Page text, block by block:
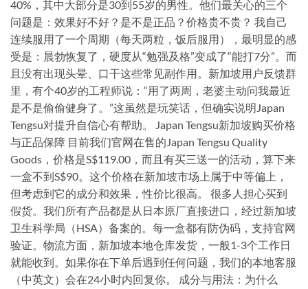
40%，其中大部分是30到55岁的男性。他们最关心的三个
问题是：效果好不好？是不是正品？价格贵不贵？ 我自己
连续服用了一个周期（每天两粒，饭后服用），最明显的感
受是：晨勃恢复了，硬度从“勉强及格”变成了“能打7分”。而
且没有出现头晕、口干这些常见副作用。新加坡用户反馈群
里，有个40岁的工程师说：“用了两周，老婆主动问我最近
是不是偷偷健身了。”这虽然是玩笑话，但确实说明Japan
Tengsu对提升自信心有帮助。 Japan Tengsu新加坡购买价格
与正品保障 目前我们官网在售的Japan Tengsu Quality
Goods，价格是S$119.00，而且有买三送一的活动，算下来
一盒不到S$90。这个价格在新加坡市场上属于中等偏上，
但考虑到它的成分和效果，性价比很高。 很多人担心买到
假货。我们所有产品都是从日本原厂直接进口，经过新加坡
卫生科学局（HSA）备案的。每一盒都有防伪码，支持官网
验证。物流方面，新加坡本地仓库发货，一般1-3个工作日
就能收到。如果你在下单后遇到任何问题，我们的本地客服
（中英文）会在24小时内回复你。 成分与用法：为什么